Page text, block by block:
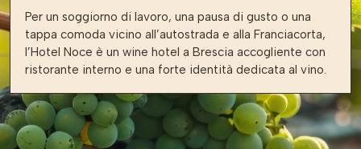
Per un soggiorno di lavoro, una pausa di gusto o una
tappa comoda vicino all’autostrada e alla Franciacorta,
l’Hotel Noce è un wine hotel a Brescia accogliente con
ristorante interno e una forte identità dedicata al vino.